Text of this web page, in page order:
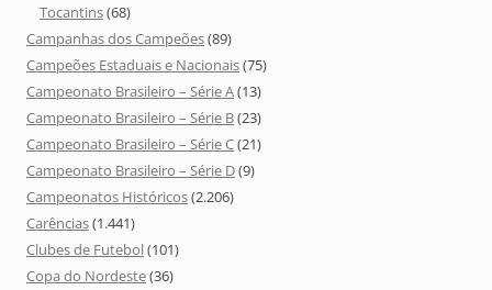
Tocantins(68)
Campanhas dos Campeões(89)
Campeões Estaduais e Nacionais(75)
Campeonato Brasileiro – Série A(13)
Campeonato Brasileiro – Série B(23)
Campeonato Brasileiro – Série C(21)
Campeonato Brasileiro – Série D(9)
Campeonatos Históricos(2.206)
Carências(1.441)
Clubes de Futebol(101)
Copa do Nordeste(36)